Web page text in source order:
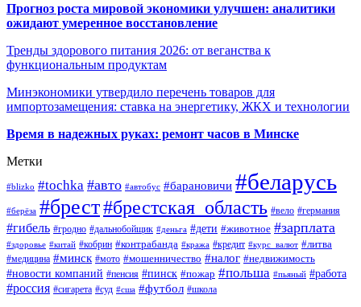
Прогноз роста мировой экономики улучшен: аналитики
ожидают умеренное восстановление
Тренды здорового питания 2026: от веганства к
функциональным продуктам
Минэкономики утвердило перечень товаров для
импортозамещения: ставка на энергетику, ЖКХ и технологии
Время в надежных руках: ремонт часов в Минске
Метки
#blizko #tochka #авто #автобус #барановичи #беларусь
#берёза #брест#брестская_область #вело #германия
#гибель #гродно #дальнобойщик #деньга #дети #животное #зарплата
#здоровье #китай #кобрин #контрабанда #кража #кредит #курс_валют #литва
#медицина #минск #мото #мошенничество #налог #недвижимость
#новости компаний #пенсия #пинск #пожар #польша #пьяный #работа
#россия #сигарета #суд #сша #футбол #школа